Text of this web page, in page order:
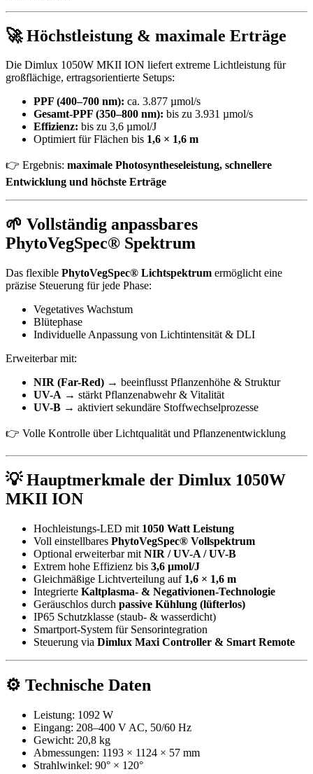
🚀 Höchstleistung & maximale Erträge
Die Dimlux 1050W MKII ION liefert extreme Lichtleistung für
großflächige, ertragsorientierte Setups:
PPF (400–700 nm): ca. 3.877 µmol/s
Gesamt-PPF (350–800 nm): bis zu 3.931 µmol/s
Effizienz: bis zu 3,6 µmol/J
Optimiert für Flächen bis 1,6 × 1,6 m
👉 Ergebnis: maximale Photosyntheseleistung, schnellere
Entwicklung und höchste Erträge
🌱 Vollständig anpassbares
PhytoVegSpec® Spektrum
Das flexible PhytoVegSpec® Lichtspektrum ermöglicht eine
präzise Steuerung für jede Phase:
Vegetatives Wachstum
Blütephase
Individuelle Anpassung von Lichtintensität & DLI
Erweiterbar mit:
NIR (Far-Red) → beeinflusst Pflanzenhöhe & Struktur
UV-A → stärkt Pflanzenabwehr & Vitalität
UV-B → aktiviert sekundäre Stoffwechselprozesse
👉 Volle Kontrolle über Lichtqualität und Pflanzenentwicklung
💡 Hauptmerkmale der Dimlux 1050W
MKII ION
Hochleistungs-LED mit 1050 Watt Leistung
Voll einstellbares PhytoVegSpec® Vollspektrum
Optional erweiterbar mit NIR / UV-A / UV-B
Extrem hohe Effizienz bis 3,6 µmol/J
Gleichmäßige Lichtverteilung auf 1,6 × 1,6 m
Integrierte Kaltplasma- & Negativionen-Technologie
Geräuschlos durch passive Kühlung (lüfterlos)
IP65 Schutzklasse (staub- & wasserdicht)
Smartport-System für Sensorintegration
Steuerung via Dimlux Maxi Controller & Smart Remote
⚙️ Technische Daten
Leistung: 1092 W
Eingang: 208–400 V AC, 50/60 Hz
Gewicht: 20,8 kg
Abmessungen: 1193 × 1124 × 57 mm
Strahlwinkel: 90° × 120°